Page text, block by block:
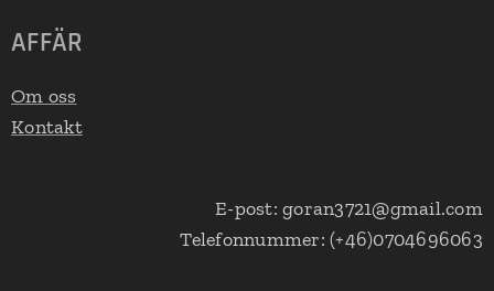
AFFÄR
Om oss
Kontakt
E-post: goran3721@gmail.com
Telefonnummer: (+46)0704696063